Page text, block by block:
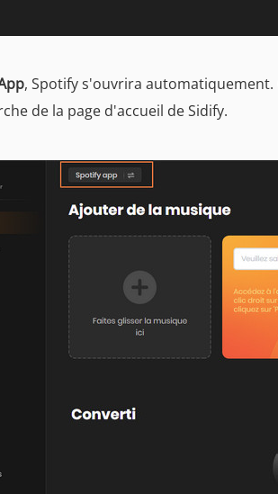
, Spotify s'ouvrira
de la page d'accueil de Sidify.